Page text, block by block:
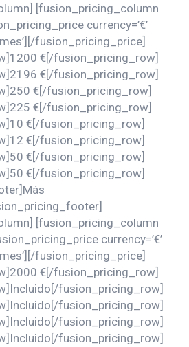
[fusion_pricing_column
currency=’€’
fusion_pricing_price]
€[/fusion_pricing_row]
€[/fusion_pricing_row]
€[/fusion_pricing_row]
€[/fusion_pricing_row]
€[/fusion_pricing_row]
€[/fusion_pricing_row]
€[/fusion_pricing_row]
€[/fusion_pricing_row]
[fusion_pricing_column
currency=’€’
fusion_pricing_price]
€[/fusion_pricing_row]
fusion_pricing_row]
fusion_pricing_row]
fusion_pricing_row]
fusion_pricing_row]